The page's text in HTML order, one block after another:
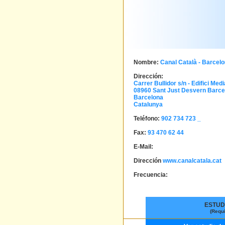
Nombre: Canal Català -
Dirección:
Carrer Bullidor s/n - Edifici
08960 Sant Just Desvern
Barcelona
Catalunya
Teléfono: 902 734 723 _
Fax: 93 470 62 44
E-Mail:
Dirección www.canalcatala.cat
Frecuencia: